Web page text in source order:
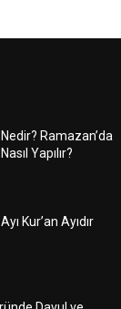
Ramazan’da
Yapılır?
Kur’an Ayıdır